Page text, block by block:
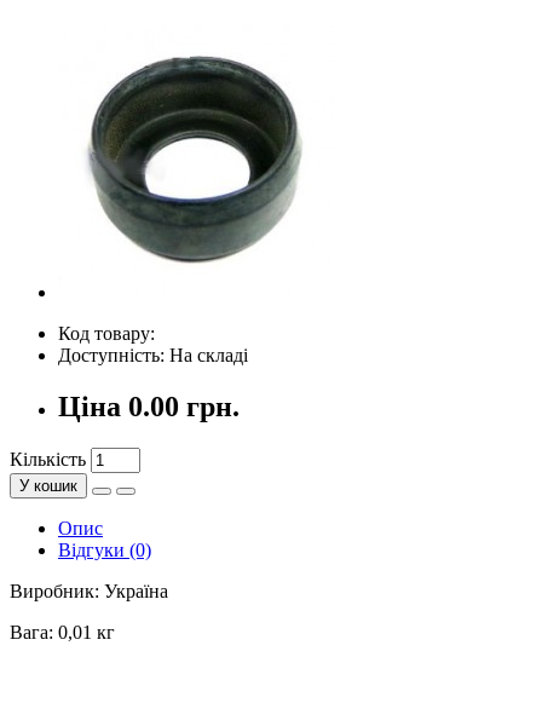
Код товару:
Доступність: На складі
Ціна 0.00 грн.
Кількість
У кошик
Опис
Відгуки (0)
Виробник: Україна
Вага: 0,01 кг